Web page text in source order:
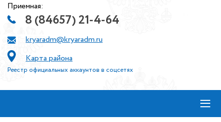
Приемная:
8 (84657) 21-4-64
kryaradm@kryaradm.ru
Карта района
Реестр официальных аккаунтов в соцсетях
≡